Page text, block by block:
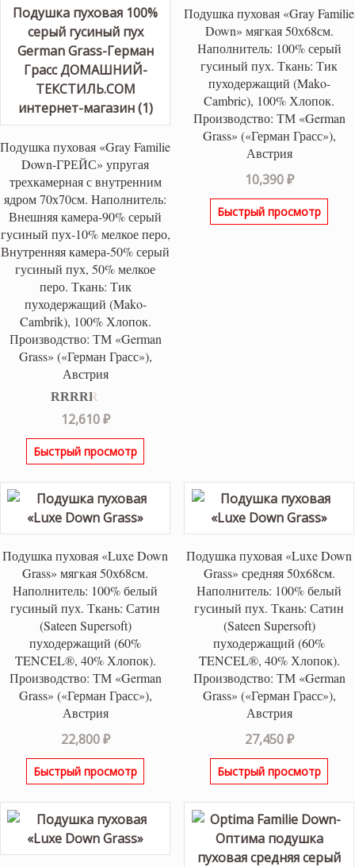
Подушка пуховая «Gray Familie
Down-ГРЕЙС» упругая
трехкамерная с внутренним
ядром 70х70см. Наполнитель:
Внешняя камера-90% серый
гусиный пух-10% мелкое перо,
Внутренняя камера-50% серый
гусиный пух, 50% мелкое
перо. Ткань: Тик
пуходержащий (Mako-
Cambrik), 100% Хлопок.
Производство: ТМ «German
Grass» («Герман Грасс»),
Австрия
Оценка
3.00из
5
12,610₽
Быстрый просмотр
Подушка пуховая «Gray Familie
Down» мягкая 50х68см.
Наполнитель: 100% серый
гусиный пух. Ткань: Тик
пуходержащий (Mako-
Cambric), 100% Хлопок.
Производство: ТМ «German
Grass» («Герман Грасс»),
Австрия
10,390₽
Быстрый просмотр
Подушка пуховая «Luxe Down
Grass» мягкая 50х68см.
Наполнитель: 100% белый
гусиный пух. Ткань: Сатин
(Sateen Supersoft)
пуходержащий (60%
TENCEL®, 40% Хлопок).
Производство: ТМ «German
Grass» («Герман Грасс»),
Австрия
22,800₽
Быстрый просмотр
Подушка пуховая «Luxe Down
Grass» средняя 50х68см.
Наполнитель: 100% белый
гусиный пух. Ткань: Сатин
(Sateen Supersoft)
пуходержащий (60%
TENCEL®, 40% Хлопок).
Производство: ТМ «German
Grass» («Герман Грасс»),
Австрия
27,450₽
Быстрый просмотр